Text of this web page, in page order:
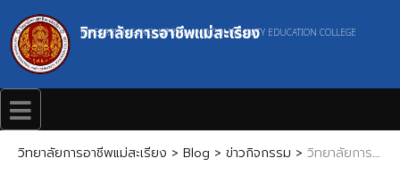
วิทยาลัยการอาชีพแม่สะเรียง
MAESARIANG INDUSTRIAL AND COMMUNITY EDUCATION COLLEGE
วิทยาลัยการอาชีพแม่สะเรียง > Blog > ข่าวกิจกรรม > วิทยาลัยการอาชีพแม่สะเรียงจัดกิจกรรมวันต่อต้านยาเสพติดโลก ประจำปี 2568